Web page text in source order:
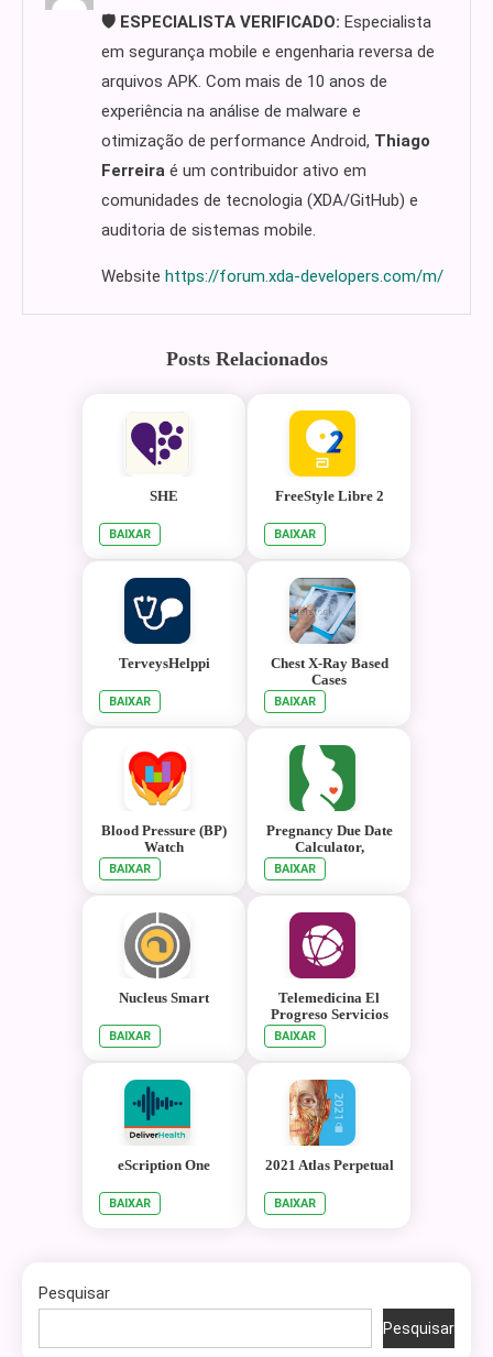
🛡️ ESPECIALISTA VERIFICADO: Especialista
em segurança mobile e engenharia reversa de
arquivos APK. Com mais de 10 anos de
experiência na análise de malware e
otimização de performance Android, Thiago
Ferreira é um contribuidor ativo em
comunidades de tecnologia (XDA/GitHub) e
auditoria de sistemas mobile.
Website https://forum.xda-developers.com/m/
Posts Relacionados
SHE
BAIXAR
FreeStyle Libre 2
BAIXAR
TerveysHelppi
BAIXAR
Chest X-Ray Based
Cases
BAIXAR
Blood Pressure (BP)
Watch
BAIXAR
Pregnancy Due Date
Calculator,
Calendar & Tracker
BAIXAR
Nucleus Smart
BAIXAR
Telemedicina El
Progreso Servicios
BAIXAR
eScription One
BAIXAR
2021 Atlas Perpetual
BAIXAR
Pesquisar
Pesquisar